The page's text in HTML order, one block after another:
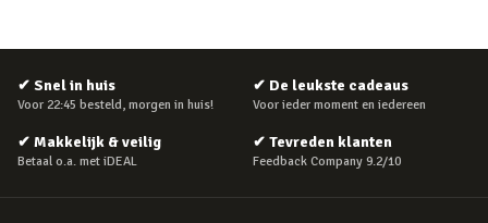
✔ Snel in huis
Voor 22:45 besteld, morgen in huis!
✔ De leukste cadeaus
Voor ieder moment en iedereen
✔ Makkelijk & veilig
Betaal o.a. met iDEAL
✔ Tevreden klanten
Feedback Company 9.2/10